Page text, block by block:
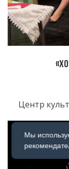
Центр
Мы